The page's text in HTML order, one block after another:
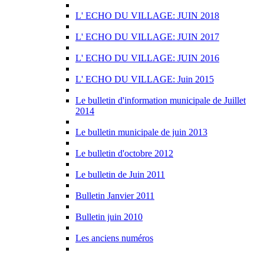
L' ECHO DU VILLAGE: JUIN 2018
L' ECHO DU VILLAGE: JUIN 2017
L' ECHO DU VILLAGE: JUIN 2016
L' ECHO DU VILLAGE: Juin 2015
Le bulletin d'information municipale de Juillet
2014
Le bulletin municipale de juin 2013
Le bulletin d'octobre 2012
Le bulletin de Juin 2011
Bulletin Janvier 2011
Bulletin juin 2010
Les anciens numéros